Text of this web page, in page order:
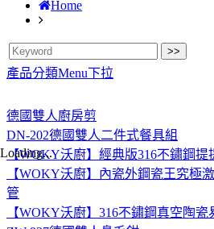
Home
產品分類Menu下拉
德國雙人廚房剪
DN-202德國雙人二件式餐具組
【WOKY沃廚】經典版316不鏽鋼提
【WOKY沃廚】內瓷外鋼瓷王究極
管
【WOKY沃廚】316不鏽鋼真空陶
Loading...